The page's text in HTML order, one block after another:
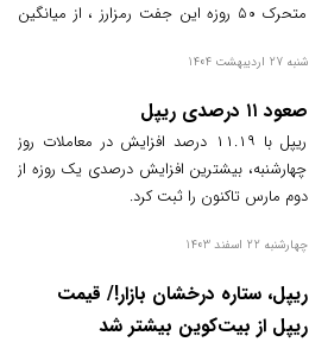
متحرک ۵۰ روزه این جفت رمزارز ، از میانگین
شنبه 27 اردیبهشت 1404
صعود ۱۱ درصدی ریپل
ریپل با ۱۱.۱۹ درصد افزایش در معاملات روز
چهارشنبه، بیشترین افزایش درصدی یک روزه از
دوم مارس تاکنون را ثبت کرد.
چهارشنبه 22 اسفند 1403
ریپل، ستاره درخشان بازار!/ قیمت
ریپل از بیت‌کوین بیشتر شد